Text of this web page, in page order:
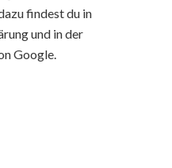
findest du in
und in der
Google.